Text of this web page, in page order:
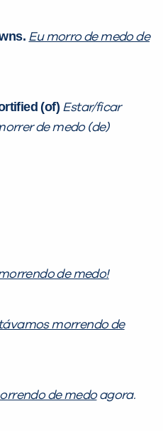
Eu morro de medo de
(of) Estar/ficar
de medo (de)
de medo!
morrendo de
de medoagora.